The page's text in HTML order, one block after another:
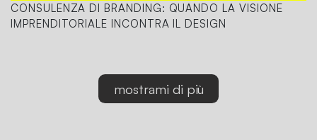
CONSULENZA DI BRANDING: QUANDO LA VISIONE
IMPRENDITORIALE INCONTRA IL DESIGN
mostrami di più